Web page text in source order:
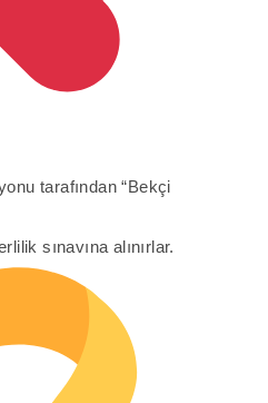
tarafından “Bekçi
sınavına alınırlar.